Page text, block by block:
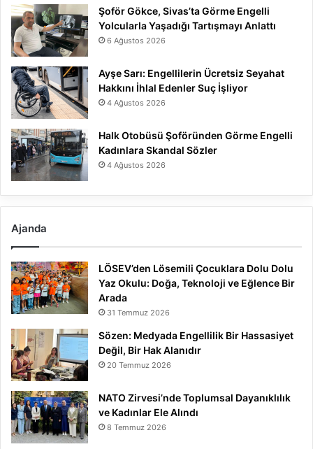
Şoför Gökce, Sivas’ta Görme Engelli
Yolcularla Yaşadığı Tartışmayı Anlattı
6 Ağustos 2026
Ayşe Sarı: Engellilerin Ücretsiz Seyahat
Hakkını İhlal Edenler Suç İşliyor
4 Ağustos 2026
Halk Otobüsü Şoföründen Görme Engelli
Kadınlara Skandal Sözler
4 Ağustos 2026
Ajanda
LÖSEV’den Lösemili Çocuklara Dolu Dolu
Yaz Okulu: Doğa, Teknoloji ve Eğlence Bir
Arada
31 Temmuz 2026
Sözen: Medyada Engellilik Bir Hassasiyet
Değil, Bir Hak Alanıdır
20 Temmuz 2026
NATO Zirvesi’nde Toplumsal Dayanıklılık
ve Kadınlar Ele Alındı
8 Temmuz 2026